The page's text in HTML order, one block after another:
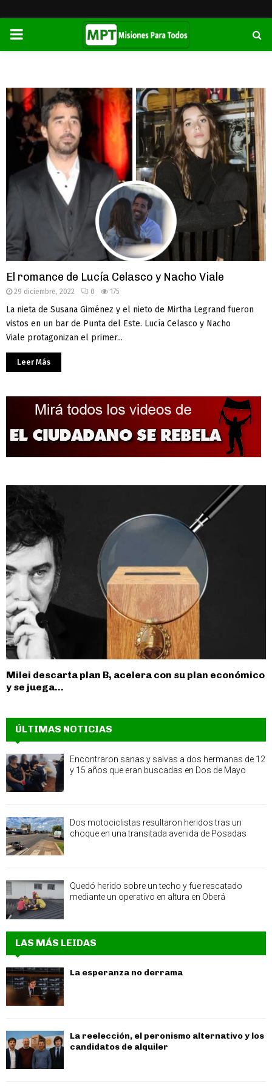
PRIMARY
El romance de Lucía Celasco y Nacho Viale
29 diciembre, 2022 0 175
La nieta de Susana Giménez y el nieto de Mirtha Legrand fueron
vistos en un bar de Punta del Este. Lucía Celasco y Nacho
Viale protagonizan el primer...
Leer Más
Milei descarta plan B, acelera con su plan económico
y se juega...
ÚLTIMAS NOTICIAS
Encontraron sanas y salvas a dos hermanas de 12
y 15 años que eran buscadas en Dos de Mayo
Dos motociclistas resultaron heridos tras un
choque en una transitada avenida de Posadas
Quedó herido sobre un techo y fue rescatado
mediante un operativo en altura en Oberá
LAS MÁS LEIDAS
La esperanza no derrama
La reelección, el peronismo alternativo y los
candidatos de alquiler